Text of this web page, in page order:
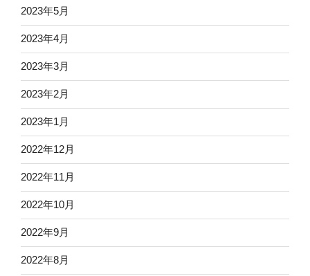
2023年5月
2023年4月
2023年3月
2023年2月
2023年1月
2022年12月
2022年11月
2022年10月
2022年9月
2022年8月